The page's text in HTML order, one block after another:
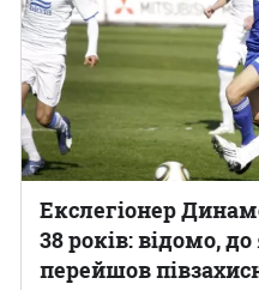
Екслегіонер
38 років: відомо,
перейшов